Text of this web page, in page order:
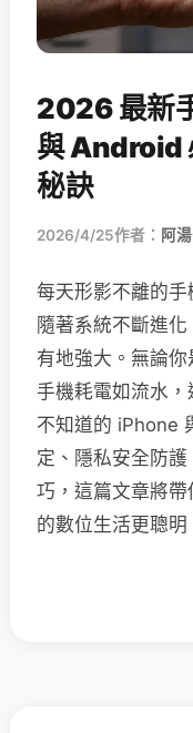
2026 最新
與 Android
秘訣
2026/4/25作者： 阿湯
每天形影不離的
隨著系統不斷進
有地強大。無論
手機耗電如流水
不知道的 iPhone
定、隱私安全防
巧，這篇文章將
的數位生活更聰明